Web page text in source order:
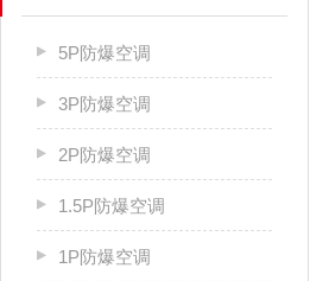
5P防爆空调
3P防爆空调
2P防爆空调
1.5P防爆空调
1P防爆空调